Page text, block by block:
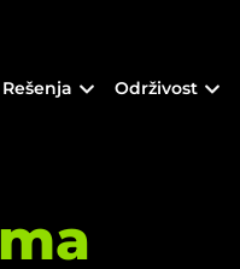
Rešenja Održivost